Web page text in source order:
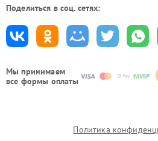
Мы принимаем
все формы оплаты
Поделиться в соц. сетях:
Политика